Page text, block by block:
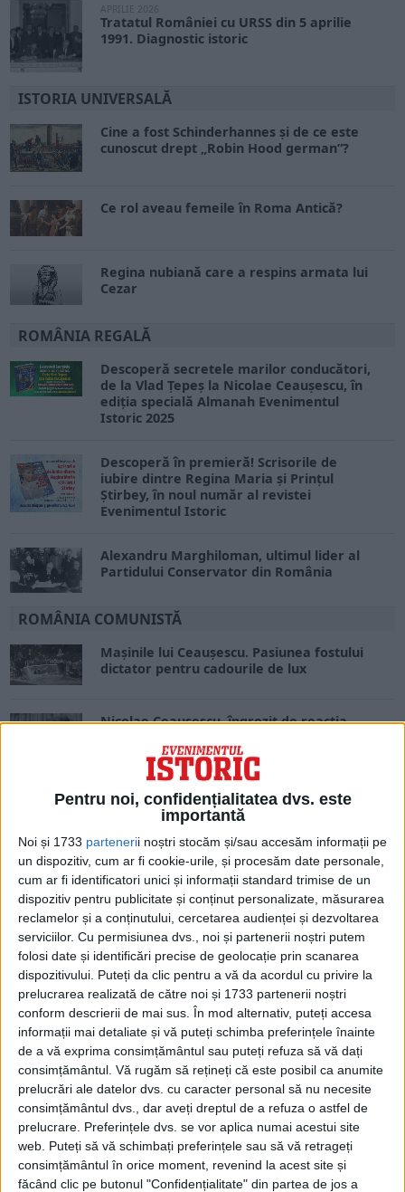
Pentru noi, confidențialitatea dvs. este
importantă
Noi și 1733 partenerii noștri stocăm și/sau accesăm informații pe
un dispozitiv, cum ar fi cookie-urile, și procesăm date personale,
cum ar fi identificatori unici și informații standard trimise de un
dispozitiv pentru publicitate și conținut personalizate, măsurarea
reclamelor și a conținutului, cercetarea audienței și dezvoltarea
serviciilor. Cu permisiunea dvs., noi și partenerii noștri putem
folosi date și identificări precise de geolocație prin scanarea
dispozitivului. Puteți da clic pentru a vă da acordul cu privire la
prelucrarea realizată de către noi și 1733 partenerii noștri
conform descrierii de mai sus. În mod alternativ, puteți accesa
informații mai detaliate și vă puteți schimba preferințele înainte
de a vă exprima consimțământul sau puteți refuza să vă dați
consimțământul. Vă rugăm să rețineți că este posibil ca anumite
prelucrări ale datelor dvs. cu caracter personal să nu necesite
consimțământul dvs., dar aveți dreptul de a refuza o astfel de
prelucrare. Preferințele dvs. se vor aplica numai acestui site
web. Puteți să vă schimbați preferințele sau să vă retrageți
consimțământul în orice moment, revenind la acest site și
făcând clic pe butonul "Confidențialitate" din partea de jos a
APRILIE 2026
Tratatul României cu URSS din 5 aprilie
1991. Diagnostic istoric
ISTORIA UNIVERSALĂ
Cine a fost Schinderhannes și de ce este
cunoscut drept „Robin Hood german”?
Ce rol aveau femeile în Roma Antică?
Regina nubiană care a respins armata lui
Cezar
ROMÂNIA REGALĂ
Descoperă secretele marilor conducători,
de la Vlad Țepeș la Nicolae Ceaușescu, în
ediția specială Almanah Evenimentul
Istoric 2025
Descoperă în premieră! Scrisorile de
iubire dintre Regina Maria și Prințul
Știrbey, în noul număr al revistei
Evenimentul Istoric
Alexandru Marghiloman, ultimul lider al
Partidului Conservator din România
ROMÂNIA COMUNISTĂ
Mașinile lui Ceaușescu. Pasiunea fostului
dictator pentru cadourile de lux
Nicolae Ceaușescu, îngrozit de reacția
Adevărul despre viața prințeselor
comuniste. Destine privilegiate, dar
număr al revistei Evenimentul Istoric
ARTICOLE EDIȚII TIPĂRITE
AUGUST 2023
Ștefan Iosika – susținătorul uitat al Unirii
Ardealului cu România la 1599
AUGUST 2023
Profesor de limba rusă la Oxford: În
primii 20 de ani de conducere, Putin a
demonstrat că este adevăratul țar
AUGUST 2023
Ioniță Tunsu, haiducul orășean
GENEZA ROMÂNIEI